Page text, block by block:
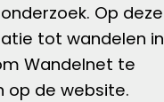
Op deze
tot wandelen in
Wandelnet te
op de website.